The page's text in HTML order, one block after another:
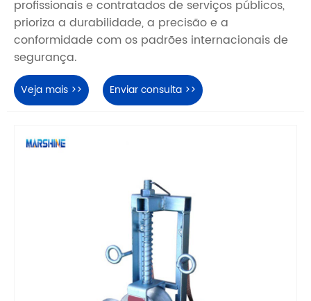
profissionais e contratados de serviços públicos,
prioriza a durabilidade, a precisão e a
conformidade com os padrões internacionais de
segurança.
Veja mais >> Enviar consulta >>